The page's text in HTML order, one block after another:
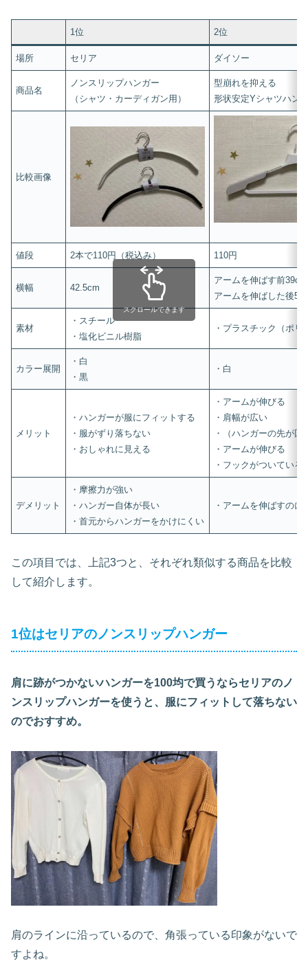
1位 2位
場所 セリア ダイソー
商品名
ノンスリップハンガー
（シャツ・カーディガン用）
型崩れを抑える
形状安定Yシャツハン
比較画像
値段 2本で110円（税込み） 110円
横幅 42.5cm
アームを伸ばす前39cm
アームを伸ばした後
素材
・スチール
・塩化ビニル樹脂
・プラスチック（ポリ
カラー展開
・白
・黒
・白
メリット
・ハンガーが服にフィットする
・服がずり落ちない
・おしゃれに見える
・アームが伸びる
・肩幅が広い
・（ハンガーの先が回
・アームが伸びる
・フックがついている
デメリット
・摩擦力が強い
・ハンガー自体が長い
・首元からハンガーをかけにくい
・アームを伸ばすのに
スクロールできます
この項目では、上記3つと、それぞれ類似する商品を比較
して紹介します。
1位はセリアのノンスリップハンガー
肩に跡がつかないハンガーを100均で買うならセリアのノ
ンスリップハンガーを使うと、服にフィットして落ちない
のでおすすめ。
肩のラインに沿っているので、角張っている印象がないで
すよね。